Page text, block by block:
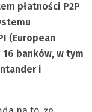
płatności P2P
(European
banków, w tym
i